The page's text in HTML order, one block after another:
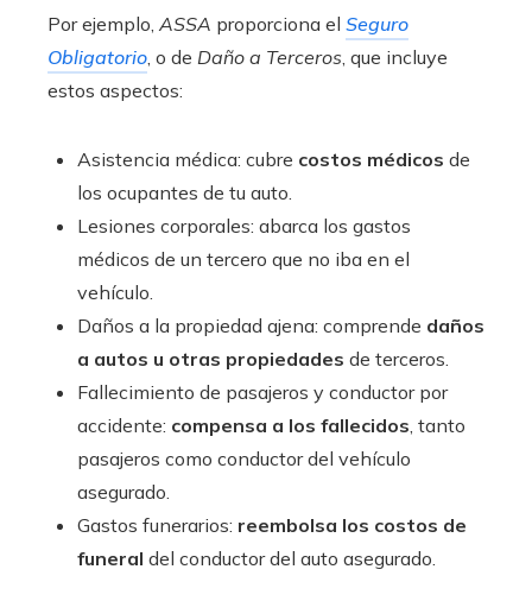
Por ejemplo, ASSA proporciona el Seguro
Obligatorio , o de Daño a Terceros , que incluye
estos aspectos:
Asistencia médica: cubre costos médicos de
los ocupantes de tu auto.
Lesiones corporales: abarca los gastos
médicos de un tercero que no iba en el
vehículo.
Daños a la propiedad ajena: comprende daños
a autos u otras propiedades de terceros.
Fallecimiento de pasajeros y conductor por
accidente: compensa a los fallecidos , tanto
pasajeros como conductor del vehículo
asegurado.
Gastos funerarios: reembolsa los costos de
funeral del conductor del auto asegurado.